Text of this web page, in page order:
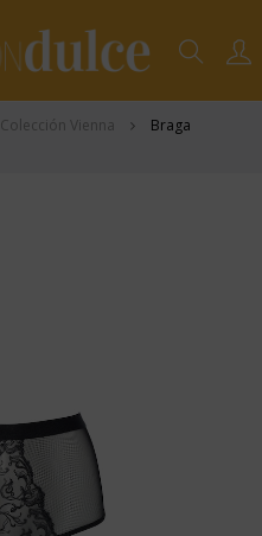
Colección Vienna
Braga